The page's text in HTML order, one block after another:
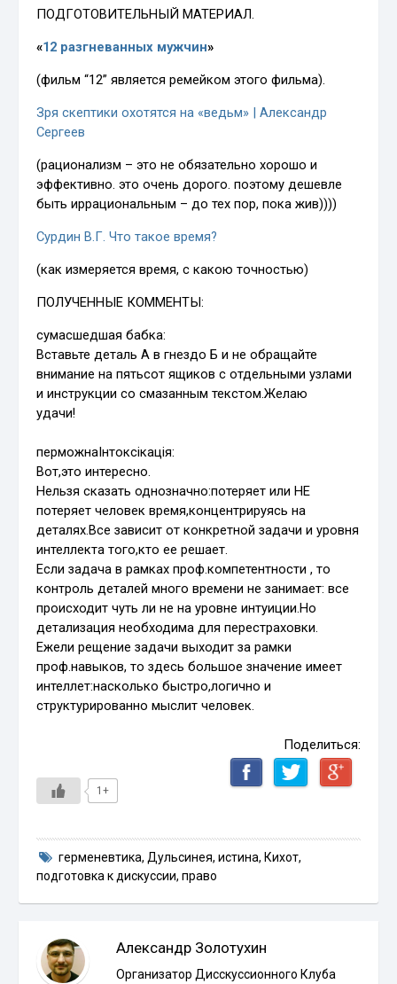
ПОДГОТОВИТЕЛЬНЫЙ МАТЕРИАЛ.
«12 разгневанных мужчин»
(фильм “12” является ремейком этого фильма).
Зря скептики охотятся на «ведьм» | Александр
Сергеев
(рационализм – это не обязательно хорошо и
эффективно. это очень дорого. поэтому дешевле
быть иррациональным – до тех пор, пока жив))))
Сурдин В.Г. Что такое время?
(как измеряется время, с какою точностью)
ПОЛУЧЕННЫЕ КОММЕНТЫ:
сумасшедшая бабка:
Вставьте деталь А в гнездо Б и не обращайте
внимание на пятьсот ящиков с отдельными узлами
и инструкции со смазанным текстом.Желаю
удачи!
перможнаIнтоксiкацiя:
Вот,это интересно.
Нельзя сказать однозначно:потеряет или НЕ
потеряет человек время,концентрируясь на
деталях.Все зависит от конкретной задачи и уровня
интеллекта того,кто ее решает.
Если задача в рамках проф.компетентности , то
контроль деталей много времени не занимает: все
происходит чуть ли не на уровне интуиции.Но
детализация необходима для перестраховки.
Ежели рещение задачи выходит за рамки
проф.навыков, то здесь большое значение имеет
интеллет:насколько быстро,логично и
структурированно мыслит человек.
Поделиться:
1+
герменевтика, Дульсинея, истина, Кихот,
подготовка к дискуссии,право
Александр Золотухин
Организатор Дисскуссионного Клуба